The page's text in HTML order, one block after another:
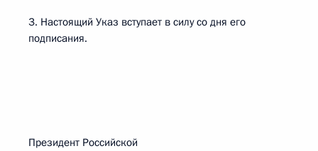
3. Настоящий Указ вступает в силу со дня его
подписания.
Президент Российской